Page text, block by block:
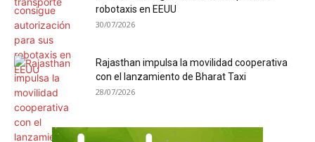
robotaxis en EEUU
30/07/2026
Rajasthan impulsa la movilidad cooperativa
con el lanzamiento de Bharat Taxi
28/07/2026